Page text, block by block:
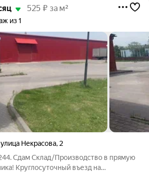
525 ₽ за м²
из 1
улица Некрасова, 2
Сдам Склад/Производство в прямую
Круглосуточный въезд на